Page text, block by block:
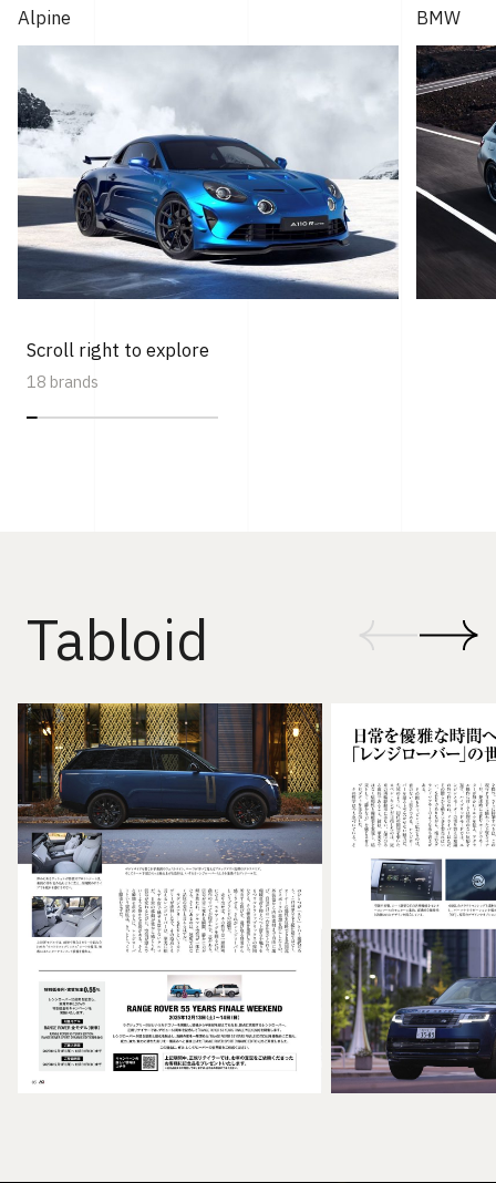
Alpine BMW
Scroll right to explore
18 brands
Tabloid